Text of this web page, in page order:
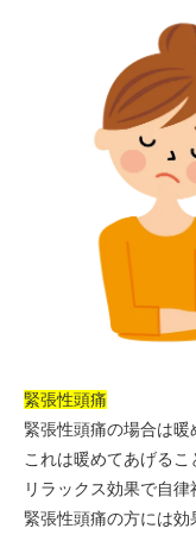
緊張性頭痛
緊張性頭痛の場合は暖
これは暖めてあげるこ
リラックス効果で自律
緊張性頭痛の方には効